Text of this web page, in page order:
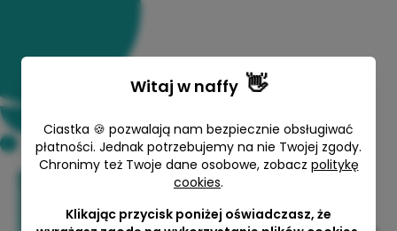
Dieta 2000 kcal – Jesienne
Witaj w naffy 👋
Ciastka 🍪 pozwalają nam bezpiecznie obsługiwać
płatności. Jednak potrzebujemy na nie Twojej zgody.
Chronimy też Twoje dane osobowe, zobacz politykę
cookies.
Klikając przycisk poniżej oświadczasz, że